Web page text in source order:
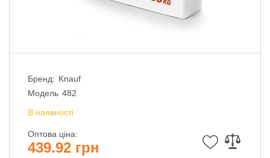
Бренд: Knauf
Модель 482
В наявності
Оптова ціна:
439.92 грн